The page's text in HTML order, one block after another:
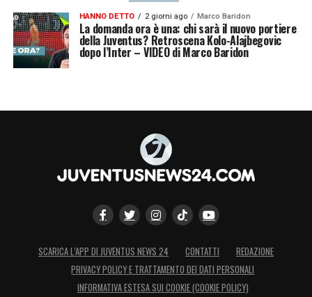
HANNO DETTO 2 giorni ago Marco Baridon
La domanda ora è una: chi sarà il nuovo portiere
della Juventus? Retroscena Kolo-Alajbegovic
dopo l’Inter – VIDEO di Marco Baridon
SCARICA L’APP DI JUVENTUS NEWS 24 CONTATTI
REDAZIONE
PRIVACY POLICY E TRATTAMENTO DEI DATI PERSONALI
INFORMATIVA ESTESA SUI COOKIE (COOKIE POLICY)